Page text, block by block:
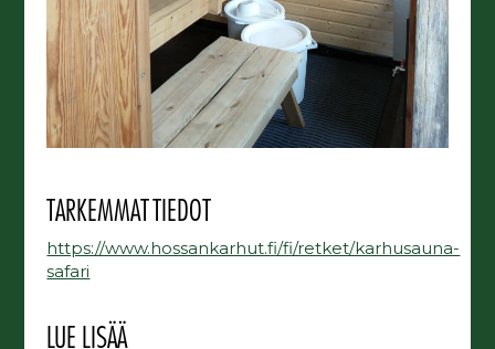
TARKEMMAT TIEDOT
https://www.hossankarhut.fi/fi/retket/karhusauna-
safari
LUE LISÄÄ